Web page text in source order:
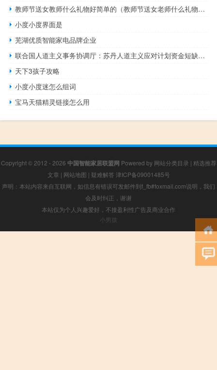
教师节送女教师什么礼物好简单的（教师节送女老师什么礼物好 贵在诚意）
小度小度界面是
芜湖优质智能家电品牌企业
联合国人道主义事务协调厅：苏丹人道主义应对计划资金短缺严重
天下3孩子攻略
小度小度迷怎么组词
宝马天猫精灵链接怎么用
Copyright © 2012 - 2026 中国智能家居联盟网 Powered by 网站分类目录 | 精选推荐
文章 | 网站地图 | 疑难解答 津ICP备09001485号
声明：本站内容来自互联网，如信息有错误可发邮件到f_fb#foxmail.com说明，我们
会及时纠正，谢谢
本站仅为个人兴趣爱好，不接盈利性广告及商业合作
小男孩